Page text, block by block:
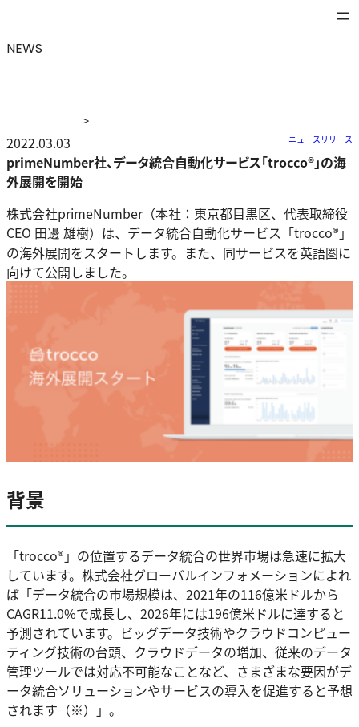
NEWS
>
ニュース> primeNumber社、データ統合自動化サービス
「trocco®」の海外展開を開始
2022.03.03 ニュースリリース
primeNumber社、データ統合自動化サービス「trocco®」の海
外展開を開始
株式会社primeNumber（本社：東京都目黒区、代表取締役
CEO 田邊 雄樹）は、データ統合自動化サービス「trocco®」
の海外展開をスタートします。また、同サービスを英語圏に
向けて公開しました。
背景
「trocco®」の位置するデータ統合の世界市場は急速に拡大
しています。株式会社グローバルインフォメーションによれ
ば「データ統合の市場規模は、2021年の116億米ドルから
CAGR11.0%で成長し、2026年には196億米ドルに達すると
予測されています。ビッグデータ技術やクラウドコンピュー
ティング技術の台頭、クラウドデータの増加、従来のデータ
管理ツールでは対応不可能なことなど、さまざまな要因がデ
ータ統合ソリューションやサービスの導入を促進すると予想
されます（※）」。